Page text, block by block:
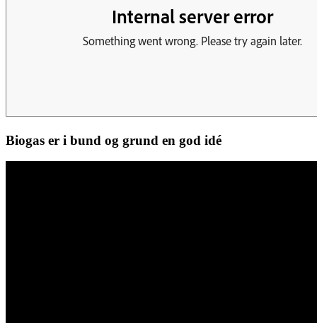
Biogas er i bund og grund en god idé